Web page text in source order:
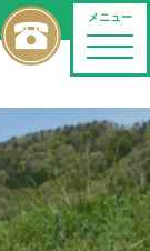
メニュー
toggle